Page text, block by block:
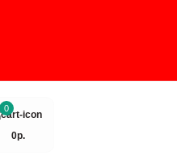
0
0р.